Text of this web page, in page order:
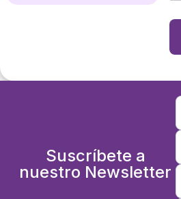
Suscríbete a
nuestro Newsletter